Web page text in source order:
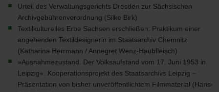
Urteil des Verwaltungsgerichts Dresden zur Sächsischen
Archivgebührenverordnung (Silke Birk)
Textilkulturelles Erbe Sachsen erschließen: Praktikum einer
angehenden Textildesignerin im Staatsarchiv Chemnitz
(Katharina Herrmann / Annegret Wenz-Haubfleisch)
»Ausnahmezustand. Der Volksaufstand vom 17. Juni 1953 in
Leipzig«. Kooperationsprojekt des Staatsarchivs Leipzig –
Präsentation von bisher unveröffentlichtem Filmmaterial (Hans-